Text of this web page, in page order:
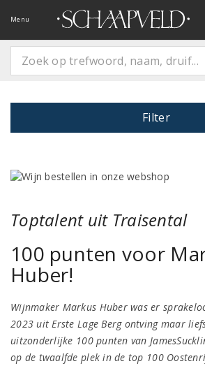
Menu
Filter
Toptalent uit Traisental
100 punten voor
Huber!
Wijnmaker Markus Huber was er
2023 uit Erste Lage Berg ontving maar
uitzonderlijke 100 punten van
op de twaalfde plek in de top 100